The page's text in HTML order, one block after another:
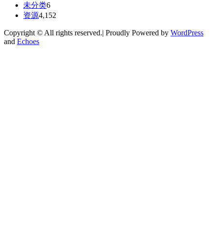
未分类6
资源4,152
Copyright © All rights reserved.| Proudly Powered by WordPress
and Echoes